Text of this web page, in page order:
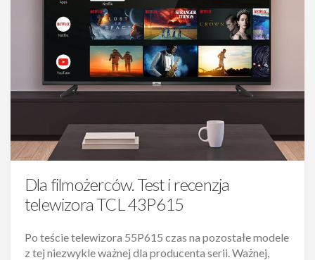
Dla filmożerców. Test i recenzja
telewizora TCL 43P615
Po teście telewizora 55P615 czas na pozostałe modele
z tej niezwykle ważnej dla producenta serii. Ważnej,